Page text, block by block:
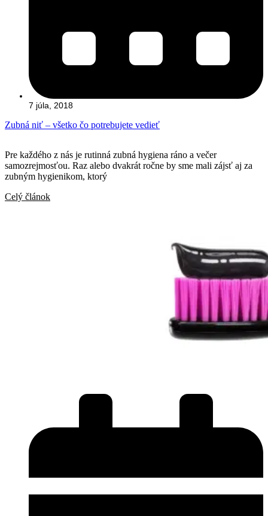
7 júla, 2018
Zubná niť – všetko čo potrebujete vedieť
Pre každého z nás je rutinná zubná hygiena ráno a večer
samozrejmosťou. Raz alebo dvakrát ročne by sme mali zájsť aj za
zubným hygienikom, ktorý
Celý článok